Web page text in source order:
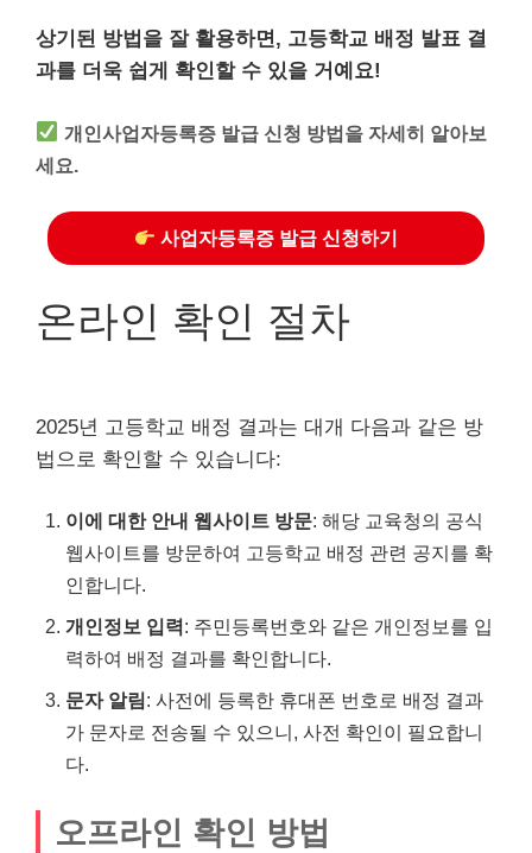
상기된 방법을 잘 활용하면, 고등학교 배정 발표 결
과를 더욱 쉽게 확인할 수 있을 거예요!
개인사업자등록증 발급 신청 방법을 자세히 알아보
세요.
사업자등록증 발급 신청하기
온라인 확인 절차
2025년 고등학교 배정 결과는 대개 다음과 같은 방
법으로 확인할 수 있습니다:
이에 대한 안내 웹사이트 방문: 해당 교육청의 공식
웹사이트를 방문하여 고등학교 배정 관련 공지를 확
인합니다.
개인정보 입력: 주민등록번호와 같은 개인정보를 입
력하여 배정 결과를 확인합니다.
문자 알림: 사전에 등록한 휴대폰 번호로 배정 결과
가 문자로 전송될 수 있으니, 사전 확인이 필요합니
다.
오프라인 확인 방법